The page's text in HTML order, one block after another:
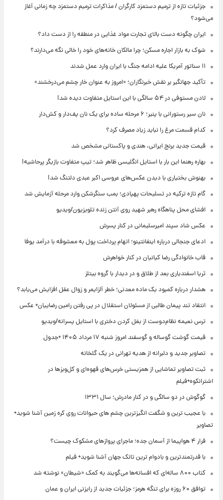
جزئیات تازه از ترمیم دستمزد کارگران / مذاکرات ترمیم دستمزد چه زمانی آغاز
می‌شود؟
ایران چگونه دست بالای تجارت مواد غذایی در منطقه را از دست داد؟
شوک به بازار اجاره مسکن؛ چرا مالکان خانه‌های خود را خالی نگه می‌دارند؟
۱۱ سناتور آمریکا علیه ادامه جنگ با ایران وارد عمل شدند
تأکید جهانگیر بر نقش خبرنگاران؛ «امروز به عنوان خار چشم می‌درخشند»
لادن مستوفی در ۵۴ سالگی با این استایل متفاوت دیده شد!
نان سیر رستورانی با پنیر؛ ۶ مرحله ساده برای یک نان پف‌دار و کش‌دار
کدام قسمت مرغ را نباید زیاد مصرف کرد؟
قیمت جدید برنج ایرانی، هندی و پاکستانی مشخص شد
بهاره رهنما این بار با استایل انگلیسی ظاهر شد؛ تیپ متفاوت بازیگر پرحاشیه!
بهنوش بختیاری با دیدن عکس‌های عروسی اکبر عبدی دلتنگ شد!
گام تازه ترکیه در تسلیحات پهپادی؛ بمب سنگرشکن وارد مرحله آزمایش شد
افشای محل پناهگاه‌ رهبر شهید روی آنتن زنده تلویزیون/ویدیو
عکس شاد سپند امیرسلیمانی در کنار پسرش
ادعای جنجالی درباره اینفانتینو؛ اتهام پرداخت پول به معشوقه با درآمد یوفا
قاب خانوادگی رضا کیانیان در کنار خواهرش
ثریا اسفندیاری بعد از طلاق و در دیدار با گروه بیتلز
هشدار درباره کمبود یک ماده معدنی؛ خطر آلزایمر و زوال عقل افزایش می‌یابد؟
انتقاد تند پیمان طالبی از مسئولان استقلال در پی رفتن رامین رضاییان+ عکس
ترس نعیمه نظام‌دوست از بغل کردن دختری با استایل پسرانه/ویدیو
قیمت گوشت گوساله و گوسفند امروز شنبه ۱۷ مرداد ۱۴۰۵ +جدول
تصاویر جدید و دلبرانه از هدیه تهرانی در یک گلخانه
ثبت تصاویر تماشایی از همزیستی خرس‌های قهوه‌ای و کل‌وبزها در
اشترانکوه+فیلم
گوگوش در دو سالگی و در کنار مادرش؛ سال ۱۳۳۱
با عجیب ترین و شگفت انگیزترین چشم های حیوانات روی کره زمین آشنا شوید+
تصاویر
فرار ۴ هواپیما از آسمان جده؛ ماجرای پروازهای مشکوک چیست؟
با قدرتمندترین و بادوام ترین تانک جهان آشنا شوید+ فیلم
کتاب ۸۰۰ ساله‌ای که افسانه‌ها می‌گویند به کمک «شیطان» نوشته شد
توافق ۶۰ روزه برای تنگه هرمز؛ جزئیات جدید از رایزنی ایران و عمان